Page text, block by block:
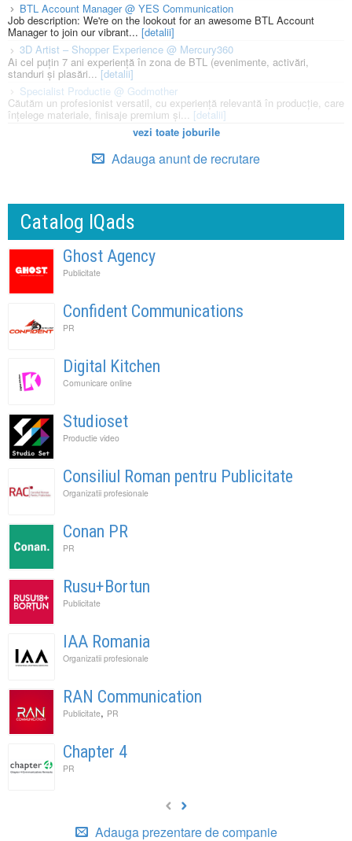
BTL Account Manager @ YES Communication
Job description: We're on the lookout for an awesome BTL Account
Manager to join our vibrant... [detalii]
3D Artist – Shopper Experience @ Mercury360
Ai cel puțin 7 ani experiență în zona de BTL (evenimente, activări,
standuri și plasări...[detalii]
Specialist Productie @ Godmother
Căutăm un profesionist versatil, cu experiență relevantă în producție, care
înțelege materiale, finisaje premium și... [detalii]
vezi toate joburile
Adauga anunt de recrutare
Catalog IQads
Ghost Agency
Publicitate
Confident Communications
PR
Digital Kitchen
Comunicare online
Studioset
Productie video
Consiliul Roman pentru Publicitate
Organizatii profesionale
Conan PR
PR
Rusu+Bortun
Publicitate
IAA Romania
Organizatii profesionale
RAN Communication
Publicitate, PR
Chapter 4
PR
Adauga prezentare de companie